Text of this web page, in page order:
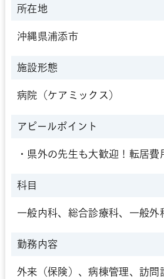
所在地
沖縄県浦添市
施設形態
病院（ケアミックス）
アピールポイント
・県外の先生も大歓迎！転居費
科目
一般内科、総合診療科、一般外
勤務内容
外来（保険）、病棟管理、訪問